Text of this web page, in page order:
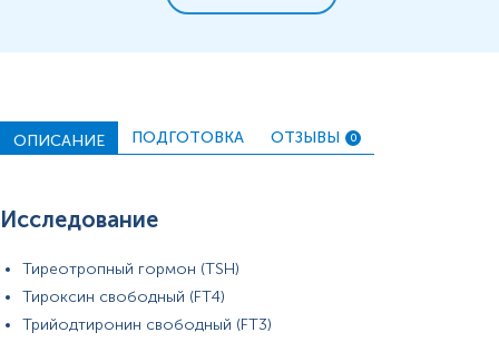
ОПИСАНИЕ ПОДГОТОВКА ОТЗЫВЫ 0
Исследование
Тиреотропный гормон (TSH)
Тироксин свободный (FT4)
Трийодтиронин свободный (FT3)